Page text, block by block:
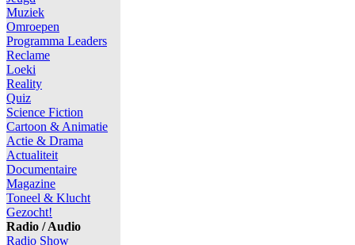
Muziek
Omroepen
Programma Leaders
Reclame
Loeki
Reality
Quiz
Science Fiction
Cartoon & Animatie
Actie & Drama
Actualiteit
Documentaire
Magazine
Toneel & Klucht
Gezocht!
Radio / Audio
Radio Show